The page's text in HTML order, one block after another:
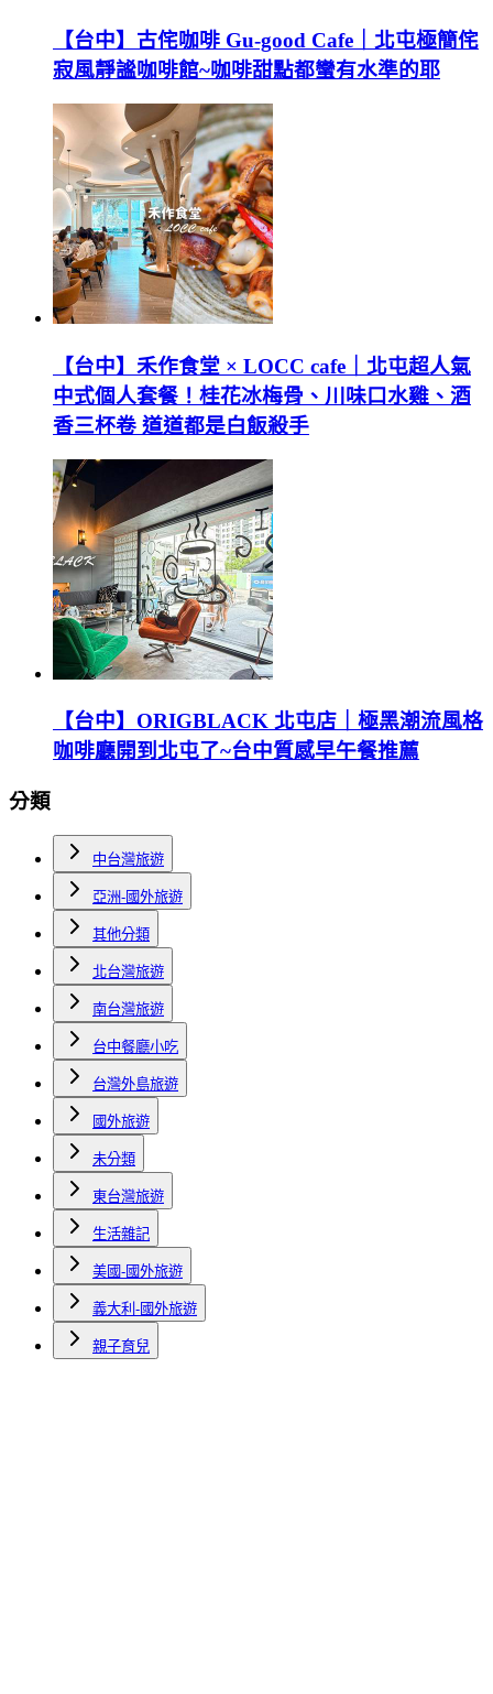
【台中】古侘咖啡 Gu-good Cafe｜北屯極簡侘
寂風靜謐咖啡館~咖啡甜點都蠻有水準的耶
【台中】禾作食堂 × LOCC cafe｜北屯超人氣
中式個人套餐！桂花冰梅骨、川味口水雞、酒
香三杯卷 道道都是白飯殺手
【台中】ORIGBLACK 北屯店｜極黑潮流風格
咖啡廳開到北屯了~台中質感早午餐推薦
分類
中台灣旅遊
亞洲-國外旅遊
其他分類
北台灣旅遊
南台灣旅遊
台中餐廳小吃
台灣外島旅遊
國外旅遊
未分類
東台灣旅遊
生活雜記
美國-國外旅遊
義大利-國外旅遊
親子育兒